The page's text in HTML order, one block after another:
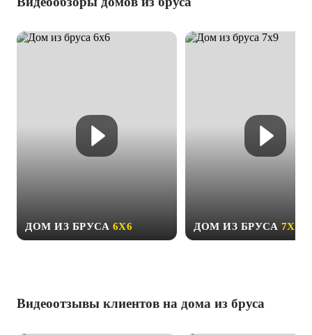
ДОМ ИЗ БРУСА 6Х6 ДОМ ИЗ БРУСА 7Х9
Видеоотзывы клиентов на дома из бруса